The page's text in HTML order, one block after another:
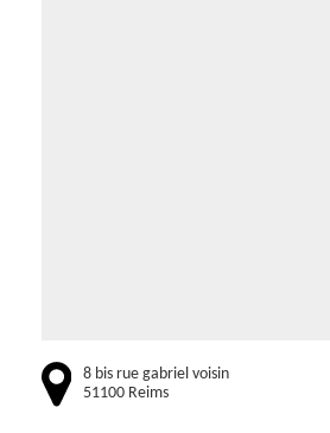
8 bis rue gabriel voisin
51100 Reims